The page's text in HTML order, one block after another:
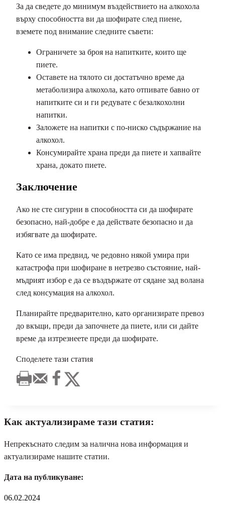
За да сведете до минимум въздействието на алкохола
върху способността ви да шофирате след пиене,
вземете под внимание следните съвети:
Ограничете за броя на напитките, които ще
пиете.
Оставете на тялото си достатъчно време да
метаболизира алкохола, като отпивате бавно от
напитките си и ги редувате с безалкохолни
напитки.
Заложете на напитки с по-ниско съдържание на
алкохол.
Консумирайте храна преди да пиете и хапвайте
храна, докато пиете.
Заключение
Ако не сте сигурни в способността си да шофирате
безопасно, най-добре е да действате безопасно и да
избягвате да шофирате.
Като се има предвид, че редовно някой умира при
катастрофа при шофиране в нетрезво състояние, най-
мъдрият избор е да се въздържате от сядане зад волана
след консумация на алкохол.
Планирайте предварително, като организирате превоз
до вкъщи, преди да започнете да пиете, или си дайте
време да изтрезнеете преди да шофирате.
Споделете тази статия
Как актуализираме тази статия:
Непрекъснато следим за налична нова информация и
актуализираме нашите статии.
Дата на публикуване:
06.02.2024